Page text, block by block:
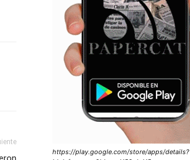
https://play.google.com/store/apps/details?